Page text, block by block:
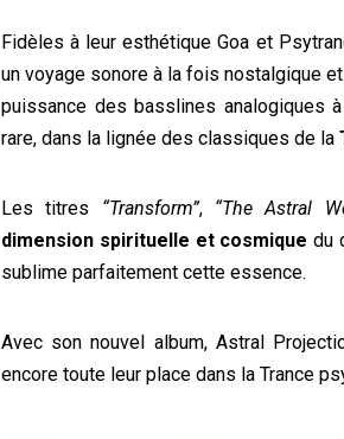
Fidèles à leur esthétique Goa et
un voyage sonore à la fois nostalgique
puissance des basslines analogiques
rare, dans la lignée des classiques de la
Les titres “Transform”, “The Astral
dimension spirituelle et cosmique du
sublime parfaitement cette essence.
Avec son nouvel album, Astral
encore toute leur place dans la Trance